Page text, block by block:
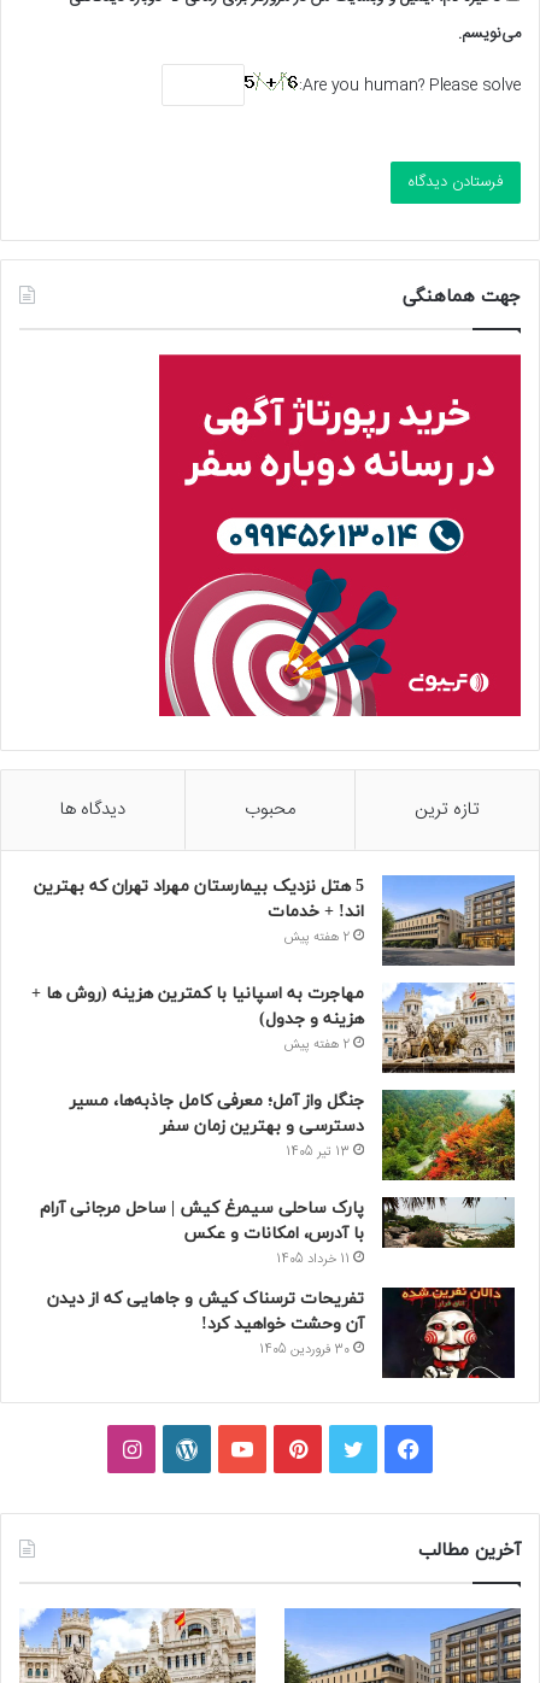
می‌نویسم.
Are you human? Please solve:
جهت هماهنگی
تازه ترین محبوب دیدگاه ها
5 هتل نزدیک بیمارستان مهراد تهران که بهترین‌
اند! + خدمات
2 هفته پیش
مهاجرت به اسپانیا با کمترین هزینه (روش ها +
هزینه و جدول)
2 هفته پیش
جنگل واز آمل؛ معرفی کامل جاذبه‌ها، مسیر
دسترسی و بهترین زمان سفر
13 تیر 1405
پارک ساحلی سیمرغ کیش | ساحل مرجانی آرام
با آدرس، امکانات و عکس
11 خرداد 1405
تفریحات ترسناک کیش و جاهایی که از دیدن
آن وحشت خواهید کرد!
30 فروردین 1405
فیسبوکتوییترپینتریستیوتیوبوردپرساینستاگرام
آخرین مطالب